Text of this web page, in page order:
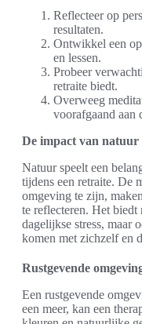
Reflecteer op
resultaten.
Ontwikkel een
en lessen.
Probeer
retraite biedt.
Overweeg
voorafgaand aan
De impact van natuur
Natuur speelt een
tijdens een retraite. De
omgeving te zijn,
te reflecteren. Het biedt
dagelijkse stress, maar
komen met zichzelf en
Rustgevende
Een rustgevende
een meer, kan een